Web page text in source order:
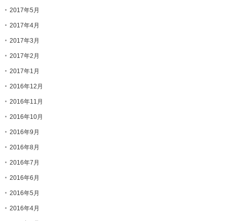
2017年5月
2017年4月
2017年3月
2017年2月
2017年1月
2016年12月
2016年11月
2016年10月
2016年9月
2016年8月
2016年7月
2016年6月
2016年5月
2016年4月